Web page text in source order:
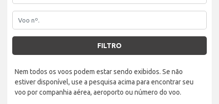
FILTRO
Nem todos os voos podem estar sendo exibidos. Se não
estiver disponível, use a pesquisa acima para encontrar seu
voo por companhia aérea, aeroporto ou número do voo.